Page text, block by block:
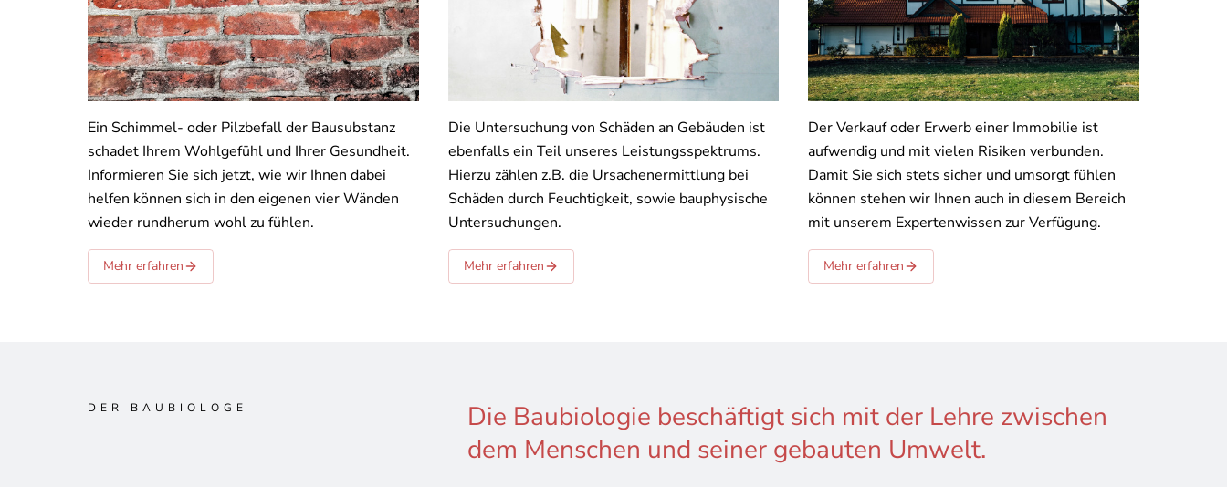
Ein Schimmel- oder Pilzbefall der Bausubstanz
schadet Ihrem Wohlgefühl und Ihrer Gesundheit.
Informieren Sie sich jetzt, wie wir Ihnen dabei
helfen können sich in den eigenen vier Wänden
wieder rundherum wohl zu fühlen.
Mehr erfahren
Die Untersuchung von Schäden an Gebäuden ist
ebenfalls ein Teil unseres Leistungsspektrums.
Hierzu zählen z.B. die Ursachenermittlung bei
Schäden durch Feuchtigkeit, sowie bauphysische
Untersuchungen.
Mehr erfahren
Der Verkauf oder Erwerb einer Immobilie ist
aufwendig und mit vielen Risiken verbunden.
Damit Sie sich stets sicher und umsorgt fühlen
können stehen wir Ihnen auch in diesem Bereich
mit unserem Expertenwissen zur Verfügung.
Mehr erfahren
DER BAUBIOLOGE
Die Baubiologie beschäftigt sich mit der Lehre zwischen
dem Menschen und seiner gebauten Umwelt.